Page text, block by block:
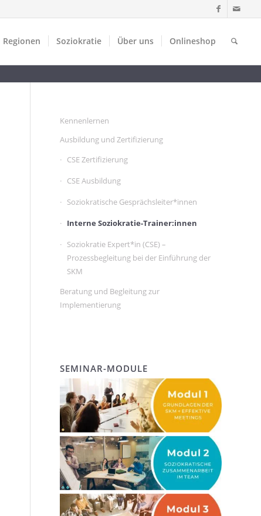
Regionen Soziokratie Über uns Onlineshop
Kennenlernen
Ausbildung und Zertifizierung
CSE Zertifizierung
CSE Ausbildung
Soziokratische Gesprächsleiter*innen
Interne Soziokratie-Trainer:innen
Soziokratie Expert*in (CSE) –
Prozessbegleitung bei der Einführung der
SKM
Beratung und Begleitung zur
Implementierung
SEMINAR-MODULE